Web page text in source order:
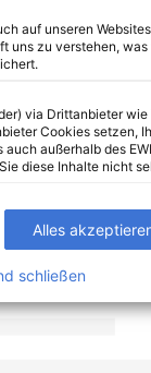
auf unseren
uns zu verstehen,
via Drittanbieter
Cookies setzen,
außerhalb des
diese Inhalte nicht
Alles
schließen